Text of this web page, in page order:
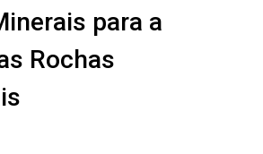
para a
Rochas